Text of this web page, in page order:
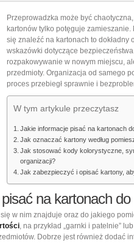
Przeprowadzka może być
kartonów tylko potęguje
się znaleźć na kartonach to
wskazówki dotyczące
rozpakowywanie w nowym miejscu,
przedmioty. Organizacja od samego
proces przebiegł sprawnie i
W tym artykule przeczytasz
Jakie informacje pisać na kartonach
Jak oznaczać kartony według
Jak stosować kody kolorystyczne,
organizacji?
Jak zabezpieczyć i opisać kartony,
nakartonach
w nim znajduje oraz do jakiego
, na przykład „garnki i patelnie”
Dobrze jest również dodać